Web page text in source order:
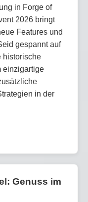
in Forge of
2026 bringt
Features und
gespannt auf
historische
einzigartige
in der
Genuss im